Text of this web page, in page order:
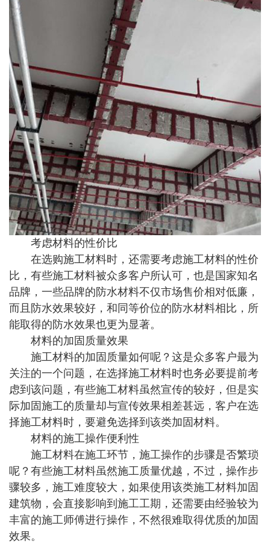
考虑材料的性价比
在选购施工材料时，还需要考虑施工材料的性价
比，有些施工材料被众多客户所认可，也是国家知名
品牌，一些品牌的防水材料不仅市场售价相对低廉，
而且防水效果较好，和同等价位的防水材料相比，所
能取得的防水效果也更为显著。
材料的加固质量效果
施工材料的加固质量如何呢？这是众多客户最为
关注的一个问题，在选择施工材料时也务必要提前考
虑到该问题，有些施工材料虽然宣传的较好，但是实
际加固施工的质量却与宣传效果相差甚远，客户在选
择施工材料时，要避免选择到该类加固材料。
材料的施工操作便利性
施工材料在施工环节，施工操作的步骤是否繁琐
呢？有些施工材料虽然施工质量优越，不过，操作步
骤较多，施工难度较大，如果使用该类施工材料加固
建筑物，会直接影响到施工工期，还需要由经验较为
丰富的施工师傅进行操作，不然很难取得优质的加固
效果。